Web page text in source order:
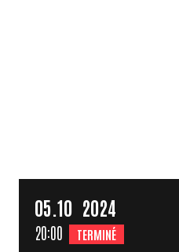
05. 10 2024
20:00 TERMINÉ